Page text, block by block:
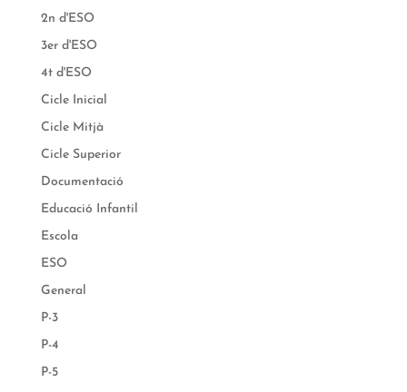
2n d'ESO
3er d'ESO
4t d'ESO
Cicle Inicial
Cicle Mitjà
Cicle Superior
Documentació
Educació Infantil
Escola
ESO
General
P-3
P-4
P-5